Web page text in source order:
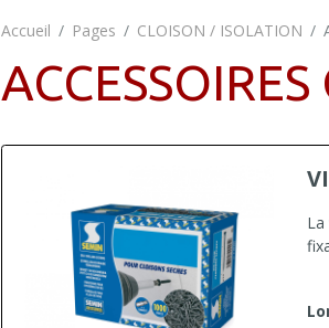
Accueil Pages CLOISON / ISOLATION